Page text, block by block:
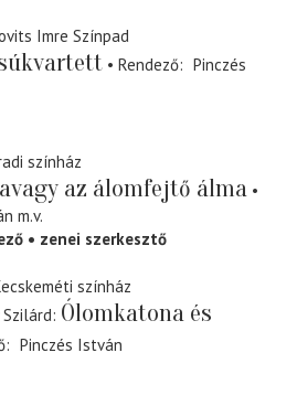
Imre Színpad
Rendező
Pinczés
színház
az álomfejtő álma
m.v.
zenei szerkesztő
színház
Ólomkatona és
Pinczés István